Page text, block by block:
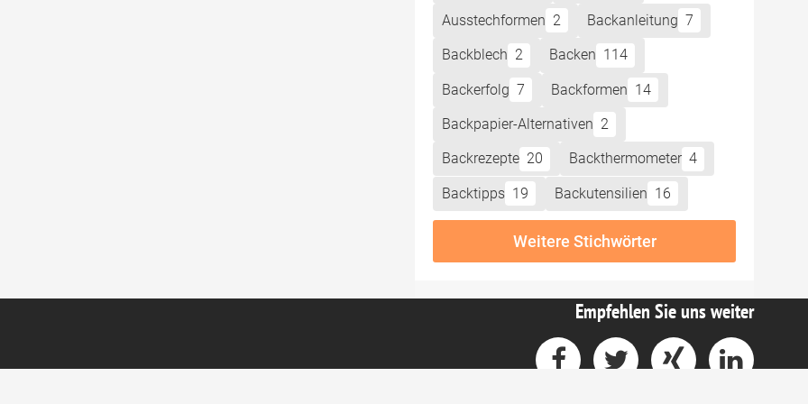
Ausstechformen 2 Backanleitung 7
Backblech 2 Backen 114
Backerfolg 7 Backformen 14
Backpapier-Alternativen 2
Backrezepte 20 Backthermometer 4
Backtipps 19 Backutensilien 16
Weitere Stichwörter
Empfehlen Sie uns weiter